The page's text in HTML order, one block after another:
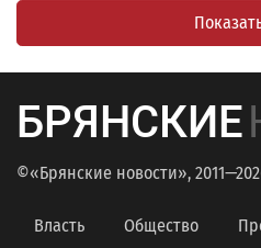
БРЯНСКИЕ
©«Брянские новости»,
Власть Общество